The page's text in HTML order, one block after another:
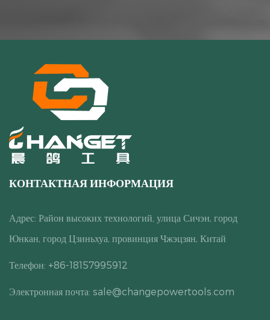
КОНТАКТНАЯ ИНФОРМАЦИЯ
Адрес: Район высоких технологий, улица Сичэн, город
Юнкан, город Цзиньхуа, провинция Чжэцзян, Китай
Телефон: +86-18157995912
Электронная почта: sale@changepowertools.com